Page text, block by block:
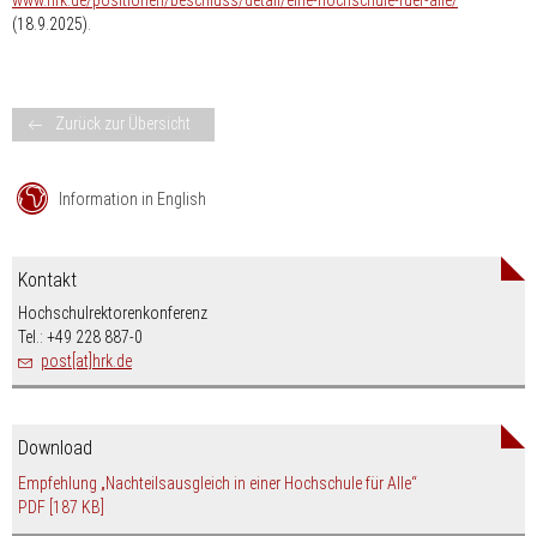
(18.9.2025).
Zurück zur Übersicht
Information in English
Kontakt
Hochschulrektorenkonferenz
Tel.: +49 228 887-0
post[at]hrk.de
Download
Empfehlung „Nachteilsausgleich in einer Hochschule für Alle“
PDF [187 KB]